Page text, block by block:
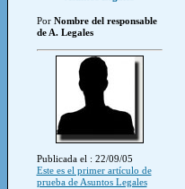
Por Nombre del responsable
de A. Legales
Publicada el : 22/09/05
Este es el primer artículo de
prueba de Asuntos Legales